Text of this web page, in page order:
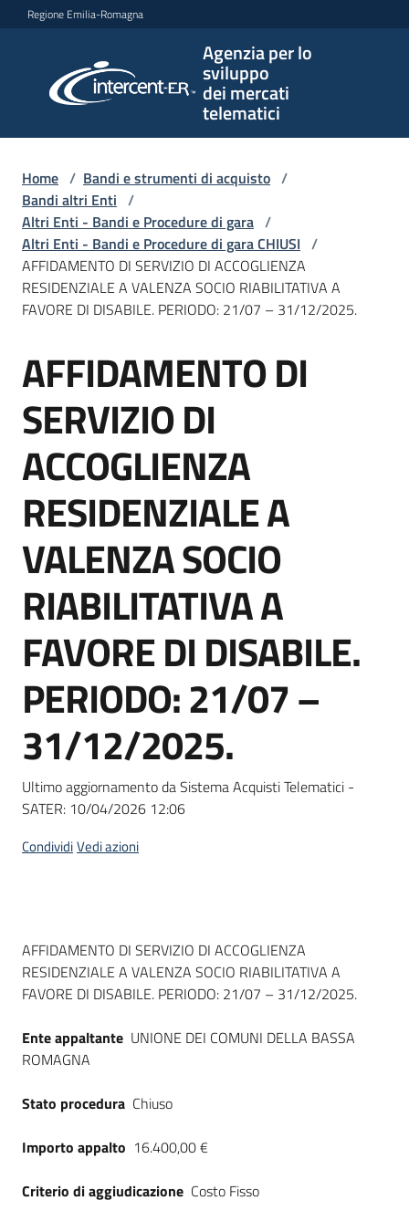
Vai al contenuto
Vai alla navigazione
Vai al footer
Regione Emilia-Romagna
Agenzia per lo
sviluppo
dei mercati
telematici
per lo
sviluppo
telematici
L'Agenzia
e
strumenti
acquisto
Supporto
Piattaforme
telematiche
English
site
su
Home / Bandi e strumenti di acquisto /
Bandi altri Enti /
Altri Enti - Bandi e Procedure di gara /
Altri Enti - Bandi e Procedure di gara CHIUSI /
AFFIDAMENTO DI SERVIZIO DI ACCOGLIENZA
RESIDENZIALE A VALENZA SOCIO RIABILITATIVA A
FAVORE DI DISABILE. PERIODO: 21/07 – 31/12/2025.
Salta al contenuto
AFFIDAMENTO DI
SERVIZIO DI
ACCOGLIENZA
RESIDENZIALE A
VALENZA SOCIO
RIABILITATIVA A
FAVORE DI DISABILE.
PERIODO: 21/07 –
31/12/2025.
Ultimo aggiornamento da Sistema Acquisti Telematici -
SATER: 10/04/2026 12:06
CondividiVedi azioni
Dati del bando
AFFIDAMENTO DI SERVIZIO DI ACCOGLIENZA
RESIDENZIALE A VALENZA SOCIO RIABILITATIVA A
FAVORE DI DISABILE. PERIODO: 21/07 – 31/12/2025.
Ente appaltante UNIONE DEI COMUNI DELLA BASSA
ROMAGNA
Stato procedura Chiuso
Importo appalto 16.400,00 €
Criterio di aggiudicazione Costo Fisso